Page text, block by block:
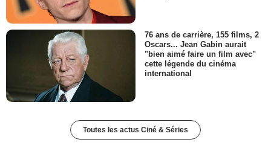
76 ans de carrière, 155 films, 2
Oscars... Jean Gabin aurait
"bien aimé faire un film avec"
cette légende du cinéma
international
Toutes les actus Ciné & Séries